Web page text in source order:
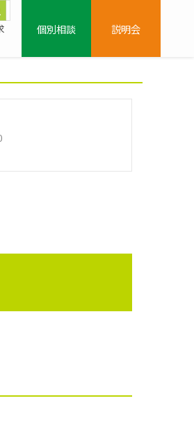
個別相談
説明会